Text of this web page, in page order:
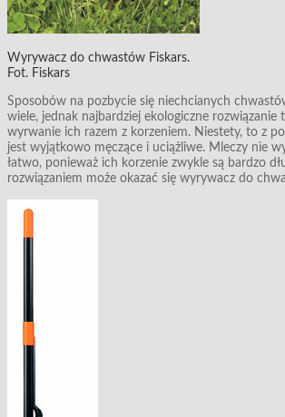
Wyrywacz do chwastów Fiskars.
Fot. Fiskars
Sposobów na pozbycie się niechcianych
wiele, jednak najbardziej ekologiczne rozwiązanie
wyrwanie ich razem z korzeniem. Niestety, to z
jest wyjątkowo męczące i uciążliwe. Mleczy nie
łatwo, ponieważ ich korzenie zwykle są bardzo
rozwiązaniem może okazać się wyrywacz do